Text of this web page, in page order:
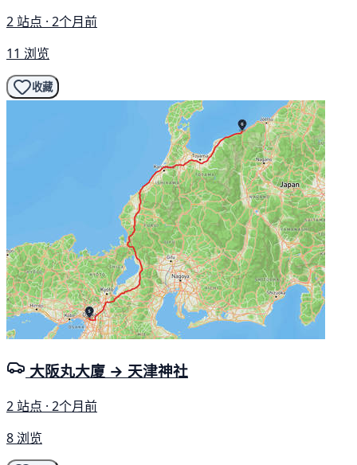
2 站点 · 2个月前
11 浏览
收藏
大阪丸大廈 → 天津神社
2 站点 · 2个月前
8 浏览